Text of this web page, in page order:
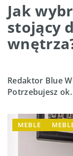
Jak
stojący
Redaktor Blue
Potrzebujesz
MEBLE